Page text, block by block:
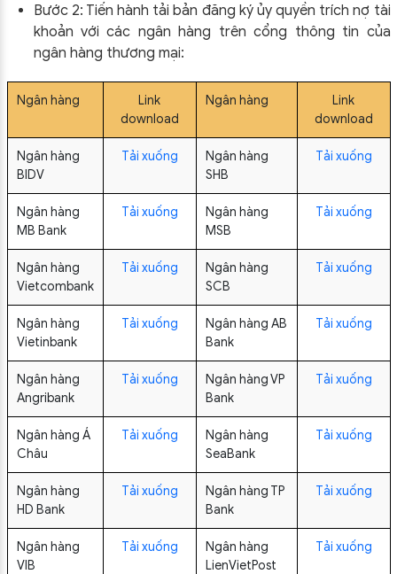
Bước 2: Tiến hành tải bản đăng ký ủy quyền trích nợ tài
khoản với các ngân hàng trên cổng thông tin của
ngân hàng thương mại:
Ngân hàng
Link
download
Ngân hàng
Link
download
Ngân hàng
BIDV
Tải xuống
Ngân hàng
SHB
Tải xuống
Ngân hàng
MB Bank
Tải xuống
Ngân hàng
MSB
Tải xuống
Ngân hàng
Vietcombank
Tải xuống
Ngân hàng
SCB
Tải xuống
Ngân hàng
Vietinbank
Tải xuống
Ngân hàng AB
Bank
Tải xuống
Ngân hàng
Angribank
Tải xuống
Ngân hàng VP
Bank
Tải xuống
Ngân hàng Á
Châu
Tải xuống
Ngân hàng
SeaBank
Tải xuống
Ngân hàng
HD Bank
Tải xuống
Ngân hàng TP
Bank
Tải xuống
Ngân hàng
VIB
Tải xuống
Ngân hàng
LienVietPost
Tải xuống